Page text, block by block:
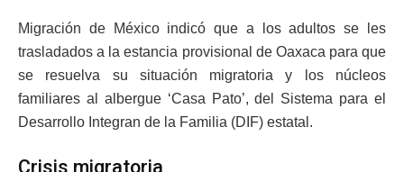
Migración de México indicó que a los adultos se les
trasladados a la estancia provisional de Oaxaca para que
se resuelva su situación migratoria y los núcleos
familiares al albergue ‘Casa Pato’, del Sistema para el
Desarrollo Integran de la Familia (DIF) estatal.
Crisis migratoria